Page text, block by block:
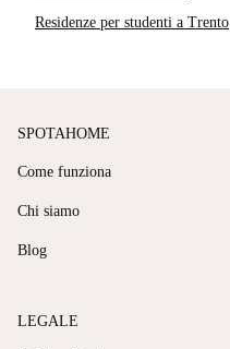
Residenze per studenti a Trento
SPOTAHOME
Come funziona
Chi siamo
Blog
LEGALE